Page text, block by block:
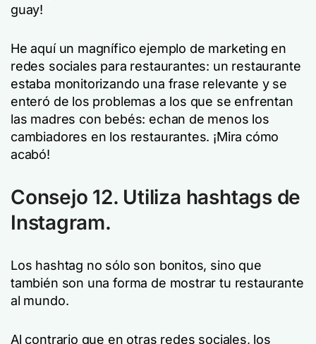
guay!
He aquí un magnífico ejemplo de marketing en
redes sociales para restaurantes: un restaurante
estaba monitorizando una frase relevante y se
enteró de los problemas a los que se enfrentan
las madres con bebés: echan de menos los
cambiadores en los restaurantes. ¡Mira cómo
acabó!
Consejo 12. Utiliza hashtags de
Instagram.
Los hashtag no sólo son bonitos, sino que
también son una forma de mostrar tu restaurante
al mundo.
Al contrario que en otras redes sociales, los